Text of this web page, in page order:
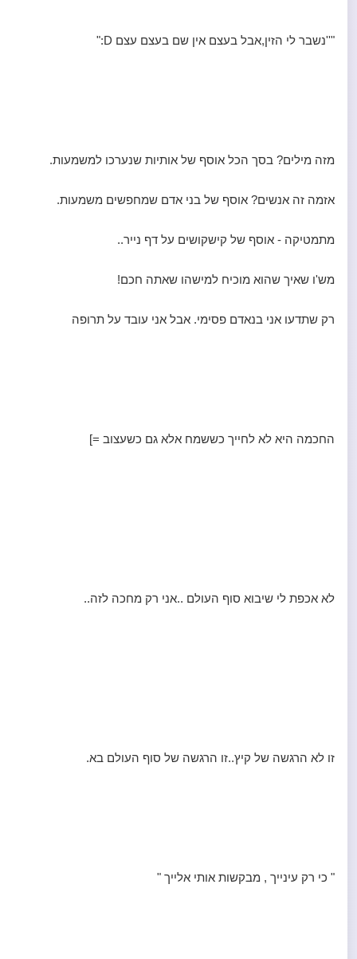
"''נשבר לי הזין,אבל בעצם אין שם בעצם עצם D:"
מזה מילים? בסך הכל אוסף של אותיות שנערכו למשמעות.
אזמה זה אנשים? אוסף של בני אדם שמחפשים משמעות.
מתמטיקה - אוסף של קישקושים על דף נייר..
מש'ו שאיך שהוא מוכיח למישהו שאתה חכם!
רק שתדעו אני בנאדם פסימי. אבל אני עובד על תרופה
החכמה היא לא לחייך כששמח אלא גם כשעצוב =]
לא אכפת לי שיבוא סוף העולם ..אני רק מחכה לזה..
זו לא הרגשה של קיץ..זו הרגשה של סוף העולם בא.
" כי רק עינייך , מבקשות אותי אלייך "